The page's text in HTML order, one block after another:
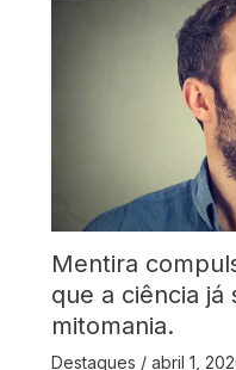
Mentira
que a ciência já
mitomania.
Destaques / abril 1,